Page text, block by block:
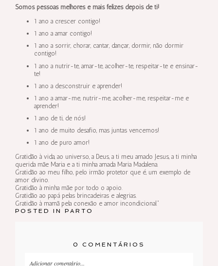
Somos pessoas melhores e mais felizes depois de ti!
1 ano a crescer contigo!
1 ano a amar contigo!
1 ano a sorrir, chorar, cantar, dançar, dormir, não dormir
contigo!
1 ano a nutrir-te, amar-te, acolher-te, respeitar-te e ensinar-
te!
1 ano a desconstruir e aprender!
1 ano a amar-me, nutrir-me, acolher-me, respeitar-me e
aprender!
1 ano de ti, de nós!
1 ano de muito desafio, mas juntas vencemos!
1 ano de puro amor!
Gratidão à vida, ao universo, a Deus, a ti meu amado Jesus, a ti minha
querida mãe Maria e a ti minha amada Maria Madalena.
Gratidão ao meu filho, pelo irmão protetor que é, um exemplo de
amor divino.
Gratidão à minha mãe por todo o apoio.
Gratidão ao papá pelas brincadeiras e alegrias.
Gratidão à mamã pela conexão e amor incondicional.”
POSTED INPARTO
0 COMENTÁRIOS
Adicionar comentário...